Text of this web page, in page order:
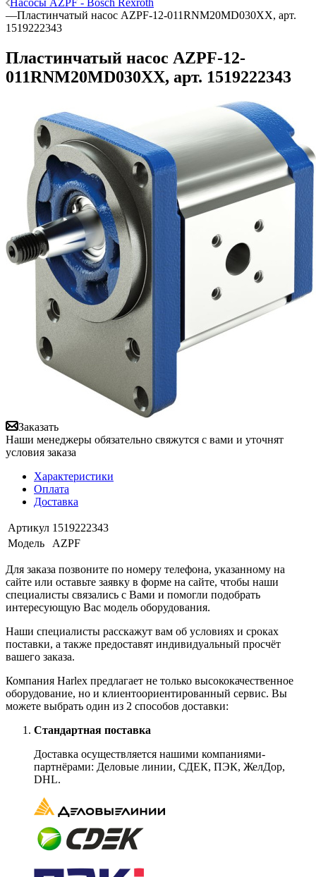
Насосы AZPF - Bosch Rexroth
—Пластинчатый насос AZPF-12-011RNM20MD030XX, арт.
1519222343
Пластинчатый насос AZPF-12-
011RNM20MD030XX, арт. 1519222343
Заказать
Наши менеджеры обязательно свяжутся с вами и уточнят
условия заказа
Характеристики
Оплата
Доставка
Артикул 1519222343
Модель
AZPF
Для заказа позвоните по номеру телефона, указанному на
сайте или оставьте заявку в форме на сайте, чтобы наши
специалисты связались с Вами и помогли подобрать
интересующую Вас модель оборудования.
Наши специалисты расскажут вам об условиях и сроках
поставки, а также предоставят индивидуальный просчёт
вашего заказа.
Компания Harlex предлагает не только высококачественное
оборудование, но и клиентоориентированный сервис. Вы
можете выбрать один из 2 способов доставки:
Стандартная поставка
Доставка осуществляется нашими компаниями-
партнёрами: Деловые линии, СДЕК, ПЭК, ЖелДор,
DHL.